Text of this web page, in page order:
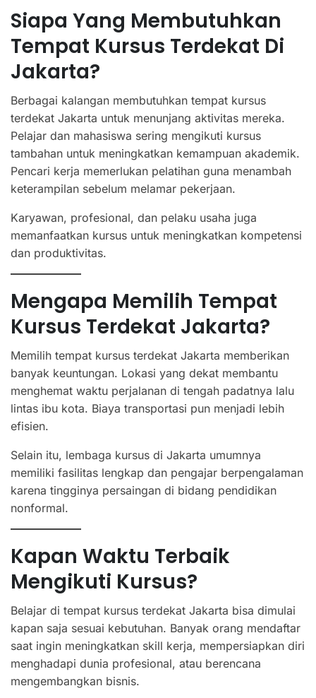
Siapa Yang Membutuhkan
Tempat Kursus Terdekat Di
Jakarta?
Berbagai kalangan membutuhkan tempat kursus
terdekat Jakarta untuk menunjang aktivitas mereka.
Pelajar dan mahasiswa sering mengikuti kursus
tambahan untuk meningkatkan kemampuan akademik.
Pencari kerja memerlukan pelatihan guna menambah
keterampilan sebelum melamar pekerjaan.
Karyawan, profesional, dan pelaku usaha juga
memanfaatkan kursus untuk meningkatkan kompetensi
dan produktivitas.
Mengapa Memilih Tempat
Kursus Terdekat Jakarta?
Memilih tempat kursus terdekat Jakarta memberikan
banyak keuntungan. Lokasi yang dekat membantu
menghemat waktu perjalanan di tengah padatnya lalu
lintas ibu kota. Biaya transportasi pun menjadi lebih
efisien.
Selain itu, lembaga kursus di Jakarta umumnya
memiliki fasilitas lengkap dan pengajar berpengalaman
karena tingginya persaingan di bidang pendidikan
nonformal.
Kapan Waktu Terbaik
Mengikuti Kursus?
Belajar di tempat kursus terdekat Jakarta bisa dimulai
kapan saja sesuai kebutuhan. Banyak orang mendaftar
saat ingin meningkatkan skill kerja, mempersiapkan diri
menghadapi dunia profesional, atau berencana
mengembangkan bisnis.